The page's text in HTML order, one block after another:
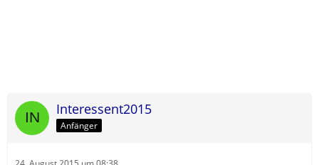
Interessent2015
Anfänger